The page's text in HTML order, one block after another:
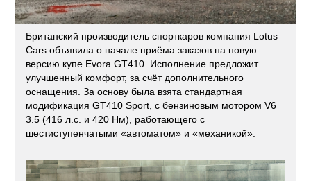
Британский производитель спорткаров компания Lotus
Cars объявила о начале приёма заказов на новую
версию купе Evora GT410. Исполнение предложит
улучшенный комфорт, за счёт дополнительного
оснащения. За основу была взята стандартная
модификация GT410 Sport, с бензиновым мотором V6
3.5 (416 л.с. и 420 Нм), работающего с
шестиступенчатыми «автоматом» и «механикой».